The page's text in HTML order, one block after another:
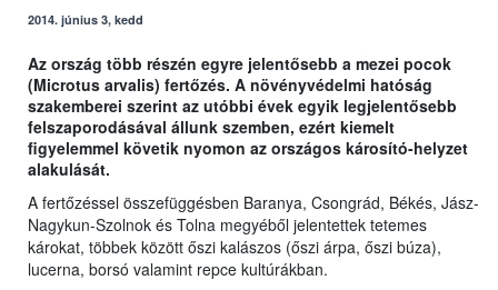
2014. június 3, kedd
Az ország több részén egyre jelentősebb a mezei pocok
(Microtus arvalis) fertőzés. A növényvédelmi hatóság
szakemberei szerint az utóbbi évek egyik legjelentősebb
felszaporodásával állunk szemben, ezért kiemelt
figyelemmel követik nyomon az országos károsító-helyzet
alakulását.
A fertőzéssel összefüggésben Baranya, Csongrád, Békés, Jász-
Nagykun-Szolnok és Tolna megyéből jelentettek tetemes
károkat, többek között őszi kalászos (őszi árpa, őszi búza),
lucerna, borsó valamint repce kultúrákban.